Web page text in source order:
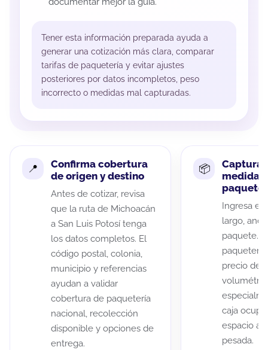
Tener esta información preparada ayuda a
generar una cotización más clara, comparar
tarifas de paquetería y evitar ajustes
posteriores por datos incompletos, peso
incorrecto o medidas mal capturadas.
Confirma cobertura
de origen y destino
Antes de cotizar, revisa
que la ruta de Michoacán
a San Luis Potosí tenga
los datos completos. El
código postal, colonia,
municipio y referencias
ayudan a validar
cobertura de paquetería
nacional, recolección
disponible y opciones de
entrega.
Captura
medidas
paquete
Ingresa el
largo,
paquete.
precio de
caja
espacio
pesada.